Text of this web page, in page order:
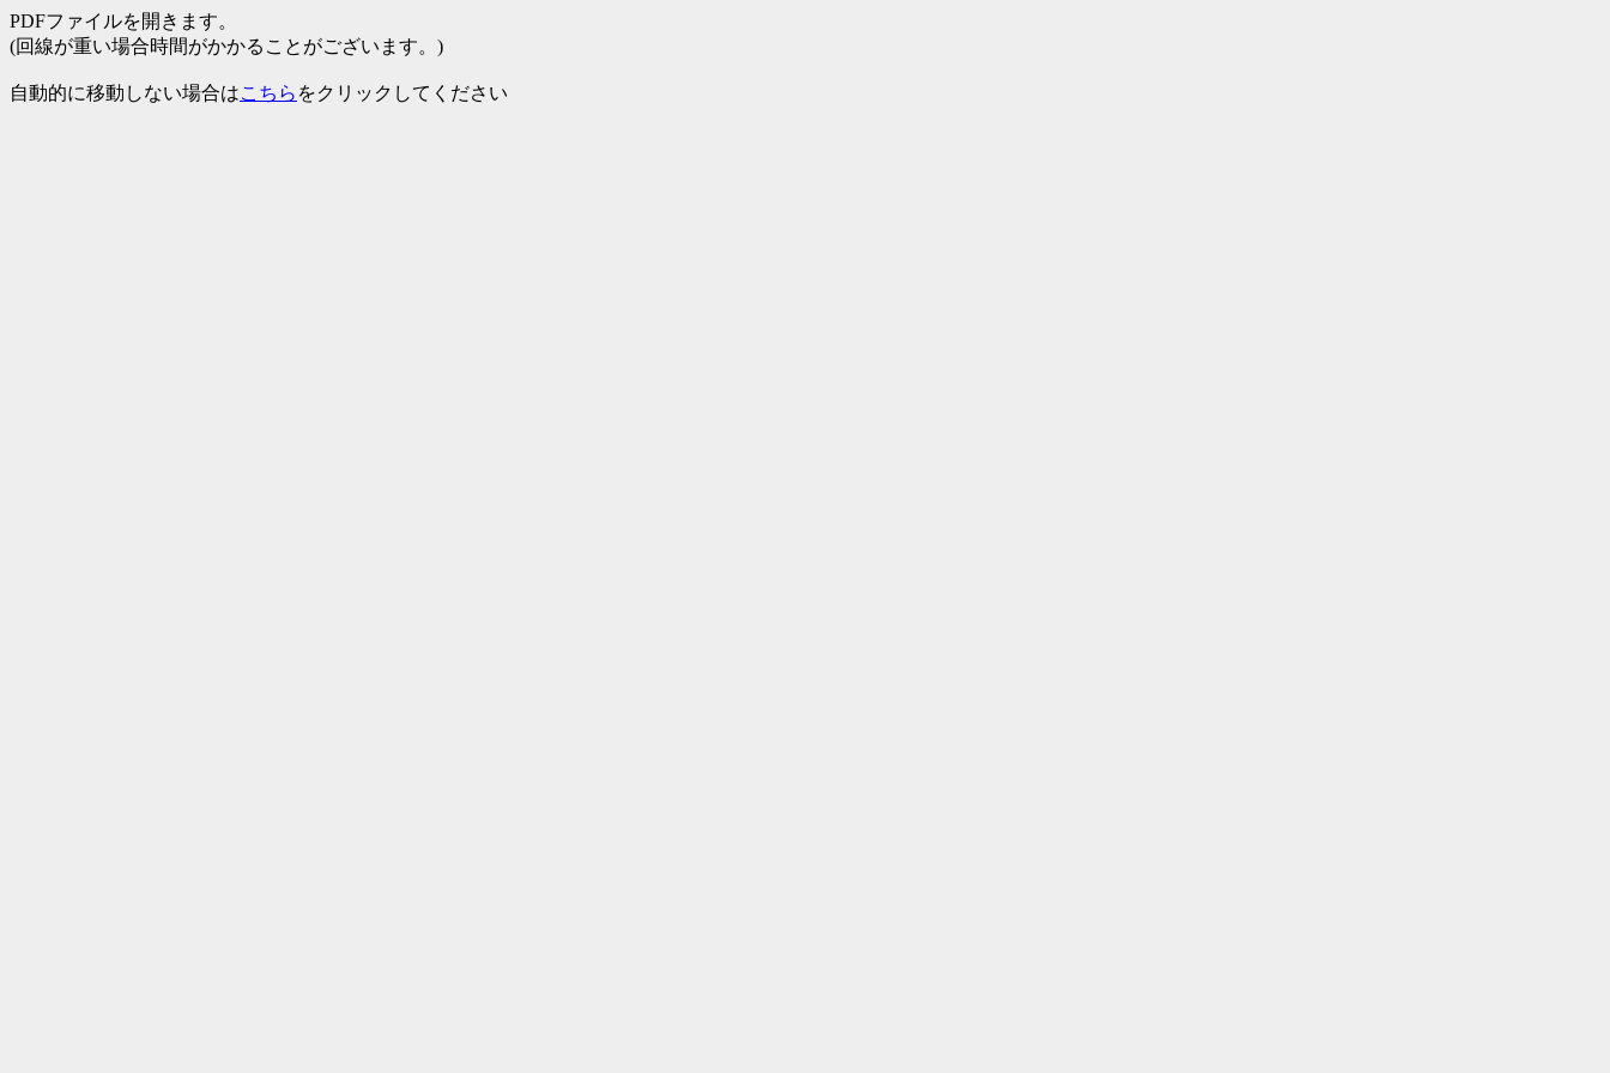
PDFファイルを開きます。
(回線が重い場合時間がかかることがございます。)
自動的に移動しない場合はこちら をクリックしてください